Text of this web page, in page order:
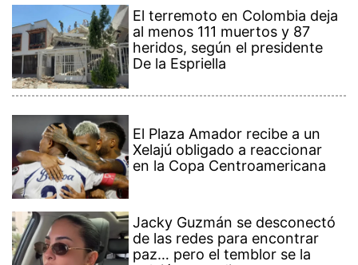
al menos 111 muertos y 87
heridos, según el presidente
De la Espriella
Xelajú obligado a reaccionar
en la Copa Centroamericana
de las redes para encontrar
paz… pero el temblor se la
volvió a sacudir